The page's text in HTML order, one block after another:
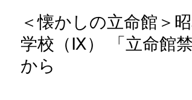
＜懐かしの立命館＞
学校（Ⅸ） 「立命館
から